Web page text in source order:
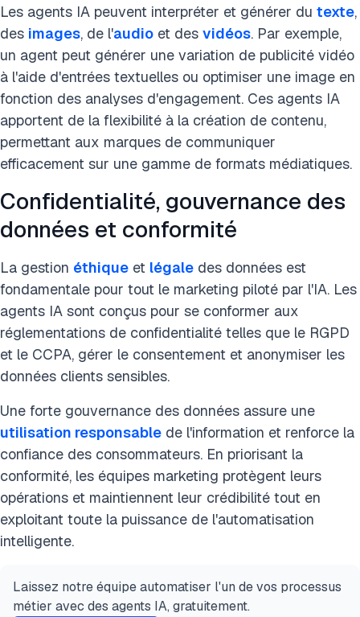
Les agents IA peuvent interpréter et générer du texte,
des images, de l'audio et des vidéos. Par exemple,
un agent peut générer une variation de publicité vidéo
à l'aide d'entrées textuelles ou optimiser une image en
fonction des analyses d'engagement. Ces agents IA
apportent de la flexibilité à la création de contenu,
permettant aux marques de communiquer
efficacement sur une gamme de formats médiatiques.
Confidentialité, gouvernance des
données et conformité
La gestion éthique et légale des données est
fondamentale pour tout le marketing piloté par l'IA. Les
agents IA sont conçus pour se conformer aux
réglementations de confidentialité telles que le RGPD
et le CCPA, gérer le consentement et anonymiser les
données clients sensibles.
Une forte gouvernance des données assure une
utilisation responsable de l'information et renforce la
confiance des consommateurs. En priorisant la
conformité, les équipes marketing protègent leurs
opérations et maintiennent leur crédibilité tout en
exploitant toute la puissance de l'automatisation
intelligente.
Laissez notre équipe automatiser l'un de vos processus
métier avec des agents IA, gratuitement.